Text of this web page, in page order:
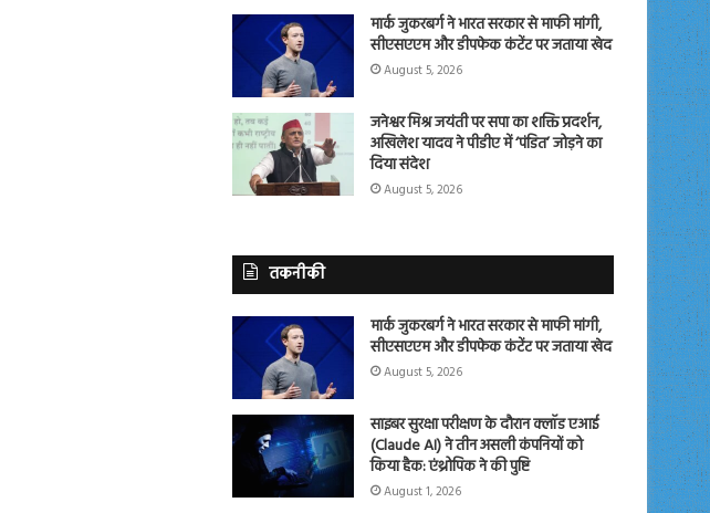
मार्क जुकरबर्ग ने भारत सरकार से माफी मांगी,
सीएसएएम और डीपफेक कंटेंट पर जताया खेद
August 5, 2026
जनेश्वर मिश्र जयंती पर सपा का शक्ति प्रदर्शन,
अखिलेश यादव ने पीडीए में ‘पंडित’ जोड़ने का
दिया संदेश
August 5, 2026
तकनीकी
मार्क जुकरबर्ग ने भारत सरकार से माफी मांगी,
सीएसएएम और डीपफेक कंटेंट पर जताया खेद
August 5, 2026
साइबर सुरक्षा परीक्षण के दौरान क्लॉड एआई
(Claude AI) ने तीन असली कंपनियों को
किया हैक: एंथ्रोपिक ने की पुष्टि
August 1, 2026